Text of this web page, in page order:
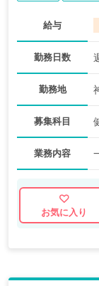
給与
勤務日数
勤務地
募集科目
業務内容
お気に入り